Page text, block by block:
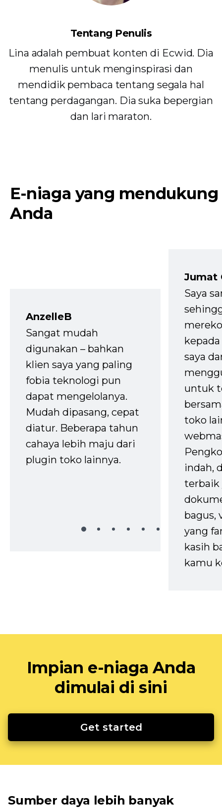
Tentang Penulis
Lina adalah pembuat konten di Ecwid. Dia
menulis untuk menginspirasi dan
mendidik pembaca tentang segala hal
tentang perdagangan. Dia suka bepergian
dan lari maraton.
E-niaga yang mendukung
Anda
AnzelleB
Sangat mudah
digunakan – bahkan
klien saya yang paling
fobia teknologi pun
dapat mengelolanya.
Mudah dipasang, cepat
diatur. Beberapa tahun
cahaya lebih maju dari
plugin toko lainnya.
Jumat
Saya
saya
untuk
toko
indah,
terbaik
bagus,
yang
kasih
kamu
Impian e-niaga Anda
dimulai di sini
Get started
Sumber daya lebih banyak